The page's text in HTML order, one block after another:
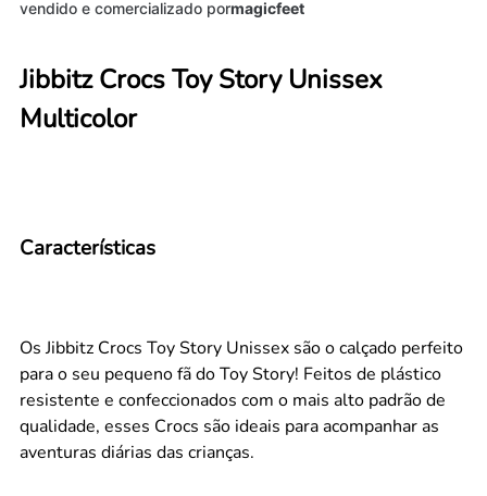
vendido e comercializado pormagicfeet
Jibbitz Crocs Toy Story Unissex
Multicolor
Características
Os Jibbitz Crocs Toy Story Unissex são o calçado perfeito
para o seu pequeno fã do Toy Story! Feitos de plástico
resistente e confeccionados com o mais alto padrão de
qualidade, esses Crocs são ideais para acompanhar as
aventuras diárias das crianças.